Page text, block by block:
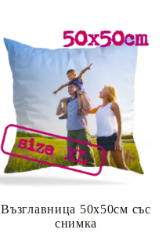
Възглавница 50х50см със
снимка